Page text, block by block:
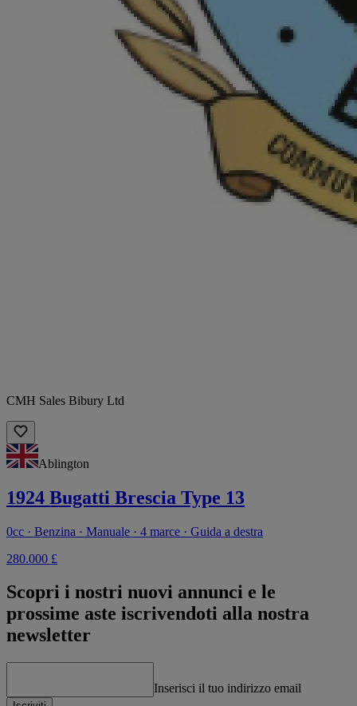
CMH Sales Bibury Ltd
Ablington
1924 Bugatti Brescia Type 13
0cc · Benzina · Manuale · 4 marce · Guida a destra
280.000 £
Scopri i nostri nuovi annunci e le
prossime aste iscrivendoti alla nostra
newsletter
Inserisci il tuo indirizzo email